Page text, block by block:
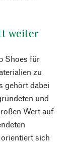
weiter
Shoes für
zu
gehört dabei
und
Wert auf
sich